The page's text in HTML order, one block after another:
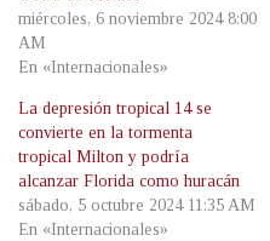
miércoles, 6 noviembre 2024 8:00
AM
En «Internacionales»
La depresión tropical 14 se
convierte en la tormenta
tropical Milton y podría
alcanzar Florida como huracán
sábado, 5 octubre 2024 11:35 AM
En «Internacionales»